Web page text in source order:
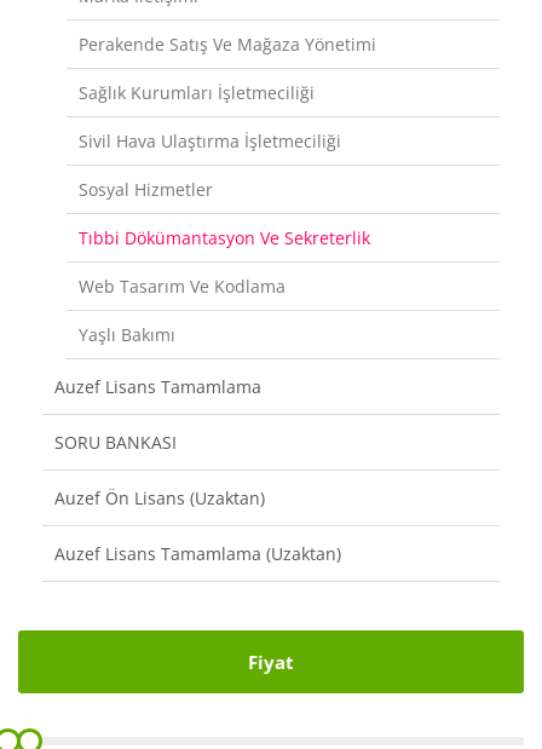
Fiyat
Perakende Satış Ve Mağaza Yönetimi
Sağlık Kurumları İşletmeciliği
Sivil Hava Ulaştırma İşletmeciliği
Sosyal Hizmetler
Tıbbi Dökümantasyon Ve Sekreterlik
Web Tasarım Ve Kodlama
Yaşlı Bakımı
Auzef Lisans Tamamlama
SORU BANKASI
Auzef Ön Lisans (Uzaktan)
Auzef Lisans Tamamlama (Uzaktan)